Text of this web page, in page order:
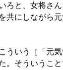
ろと、女将さ
共にしながら
いう［「元気
。そういうこ